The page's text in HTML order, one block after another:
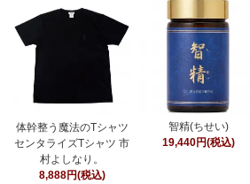
体幹整う魔法のTシャツ
センタライズTシャツ 市
村よしなり。
8,888円(税込)
智精(ちせい)
19,440円(税込)